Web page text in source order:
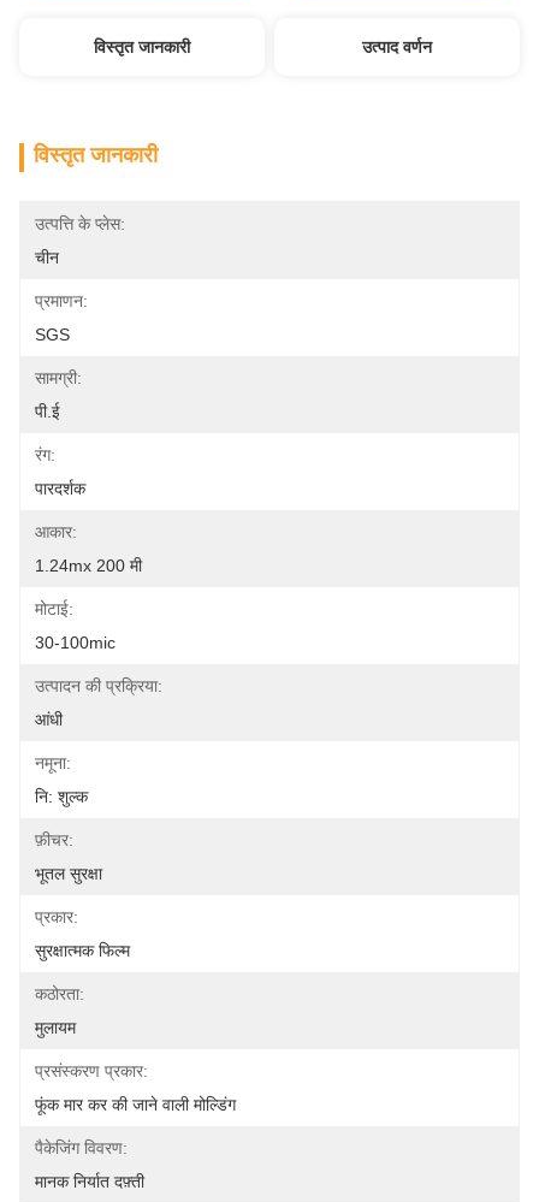
विस्तृत जानकारी उत्पाद वर्णन
विस्तृत जानकारी
उत्पत्ति के प्लेस:
चीन
प्रमाणन:
SGS
सामग्री:
पी.ई
रंग:
पारदर्शक
आकार:
1.24mx 200 मी
मोटाई:
30-100mic
उत्पादन की प्रक्रिया:
आंधी
नमूना:
नि: शुल्क
फ़ीचर:
भूतल सुरक्षा
प्रकार:
सुरक्षात्मक फिल्म
कठोरता:
मुलायम
प्रसंस्करण प्रकार:
फूंक मार कर की जाने वाली मोल्डिंग
पैकेजिंग विवरण:
मानक निर्यात दफ़्ती